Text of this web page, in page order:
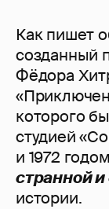
Как пишет
созданный
Фёдора
которого
студией
и 1972
странной
истории.